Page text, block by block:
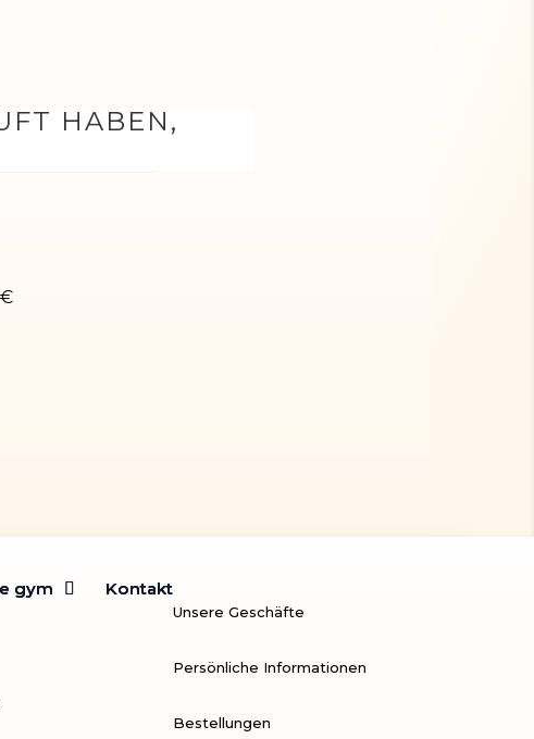
HABEN,
gym Kontakt
gym Kontakt
Unsere Geschäfte
Persönliche Informationen
Bestellungen